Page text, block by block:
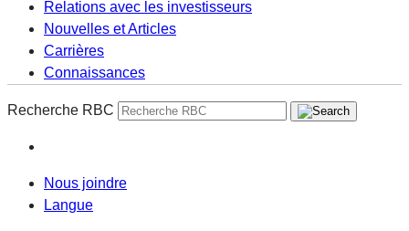
Relations avec les investisseurs
Nouvelles et Articles
Carrières
Connaissances
Recherche RBC
Nous joindre
Langue